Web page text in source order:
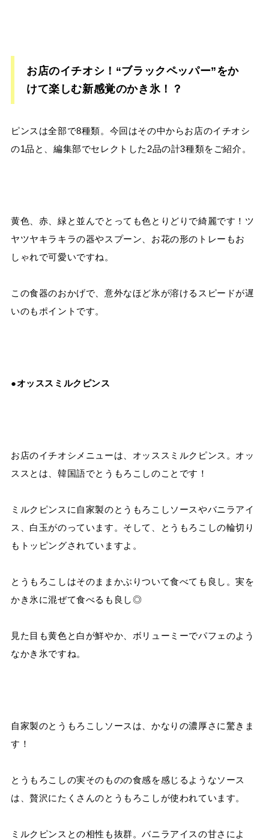
お店のイチオシ！“ブラックペッパー”をか
けて楽しむ新感覚のかき氷！？
ピンスは全部で8種類。今回はその中からお店のイチオシ
の1品と、編集部でセレクトした 2品の計3種類をご紹介。
黄色、赤、緑と並んでとっても色とりどりで綺麗です！ツ
ヤツヤキラキラの器やスプーン、お花の形のトレーもお
しゃれで可愛いですね。
この食器のおかげで、意外なほど氷が溶けるスピードが遅
いのもポイントです。
●オッススミルクピンス
お店のイチオシメニューは、オッススミルクピンス。オッ
ススとは、韓国語でとうもろこしのことです！
ミルクピンスに自家製のとうもろこしソースやバニラアイ
ス、白玉がのっています。そして、とうもろこしの輪切り
もトッピングされていますよ。
とうもろこしはそのままかぶりついて食べても良し。実を
かき氷に混ぜて食べるも良し◎
見た目も黄色と白が鮮やか、ボリューミーでパフェのよう
なかき氷ですね。
自家製のとうもろこしソースは、かなりの濃厚さに驚きま
す！
とうもろこしの実そのものの食感を感じるようなソース
は、贅沢にたくさんのとうもろこしが使われています。
ミルクピンスとの相性も抜群。バニラアイスの甘さによ